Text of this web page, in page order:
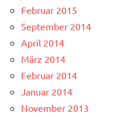
Februar 2015
September 2014
April 2014
März 2014
Februar 2014
Januar 2014
November 2013